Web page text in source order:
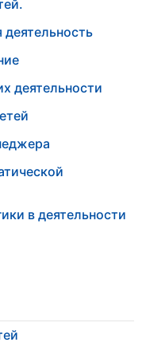
деятельности
в деятельности